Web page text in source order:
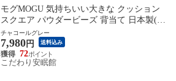
モグMOGU 気持ちいい大きな クッション
スクエア パウダービーズ 背当て 日本製(側
地サイズ：約60×60×20cm 実寸サイズ：約5
6×64×22cm チャコールグレー)【10I-SQUA
RE60-CH】
チャコールグレー
7,980円 送料込み
72
こだわり安眠館